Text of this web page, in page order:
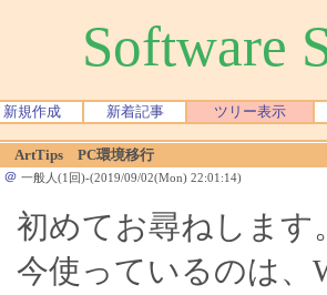
Software
新規作成 新着記事 ツリー表示
ArtTips PC環境移行
＠ 一般人(1回)-(2019/09/02(Mon) 22:01:14)
初めてお尋ねします
今使っているのは、